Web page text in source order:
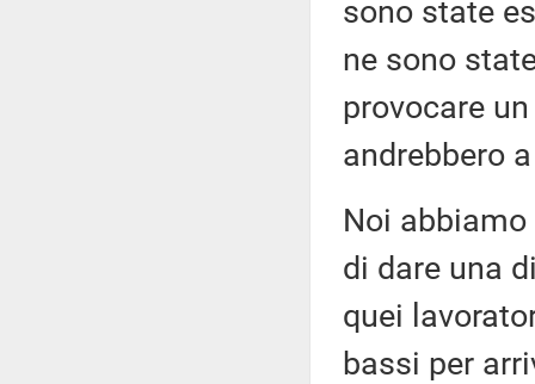
sono state
ne sono
provocare
andrebbero
Noi
di dare una
quei
bassi per